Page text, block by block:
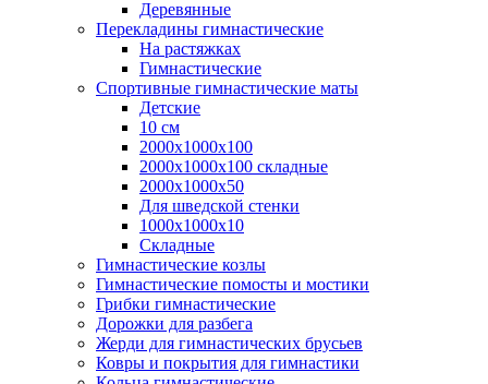
Деревянные
Перекладины гимнастические
На растяжках
Гимнастические
Спортивные гимнастические маты
Детские
10 см
2000х1000х100
2000х1000х100 складные
2000х1000х50
Для шведской стенки
1000х1000х10
Складные
Гимнастические козлы
Гимнастические помосты и мостики
Грибки гимнастические
Дорожки для разбега
Жерди для гимнастических брусьев
Ковры и покрытия для гимнастики